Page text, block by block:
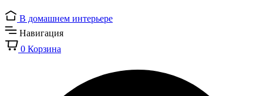
В домашнем интерьере
Навигация
0 Корзина